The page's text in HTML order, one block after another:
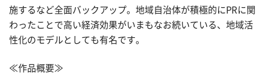
施するなど全面バックアップ。地域自治体が積極的にPRに関
わったことで高い経済効果がいまもなお続いている、地域活
性化のモデルとしても有名です。
≪作品概要≫